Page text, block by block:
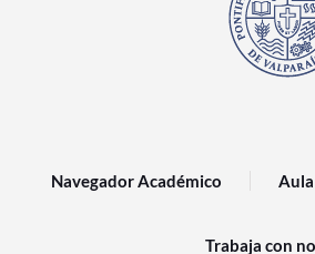
Navegador Académico
Trabaja con